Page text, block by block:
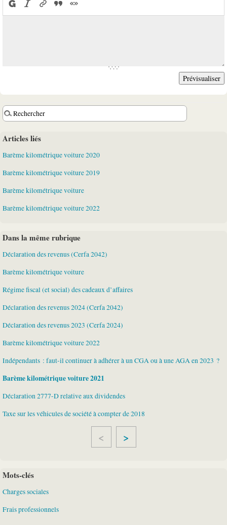
Articles liés
Barème kilométrique voiture 2020
Barème kilométrique voiture 2019
Barème kilométrique voiture
Barème kilométrique voiture 2022
Dans la même rubrique
Déclaration des revenus (Cerfa 2042)
Barème kilométrique voiture
Régime fiscal (et social) des cadeaux d’affaires
Déclaration des revenus 2024 (Cerfa 2042)
Déclaration des revenus 2023 (Cerfa 2024)
Barème kilométrique voiture 2022
Indépendants : faut-il continuer à adhérer à un CGA ou à une AGA en 2023 ?
Barème kilométrique voiture 2021
Déclaration 2777-D relative aux dividendes
Taxe sur les véhicules de société à compter de 2018
>
Mots-clés
Charges sociales
Frais professionnels